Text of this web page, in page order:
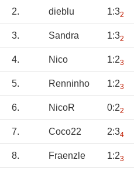
2. dieblu 1:32
3. Sandra 1:32
4. Nico 1:23
5. Renninho 1:23
6. NicoR 0:22
7. Coco22 2:34
8. Fraenzle 1:23